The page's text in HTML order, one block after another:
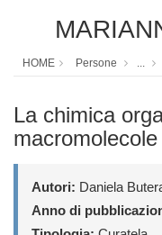
HOME Persone ...
La chimica
Autori: Daniela
Anno di